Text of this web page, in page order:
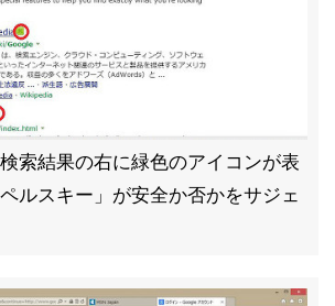
索結果の右に緑色のアイコンが表
ルスキー」が安全か否かをサジェ